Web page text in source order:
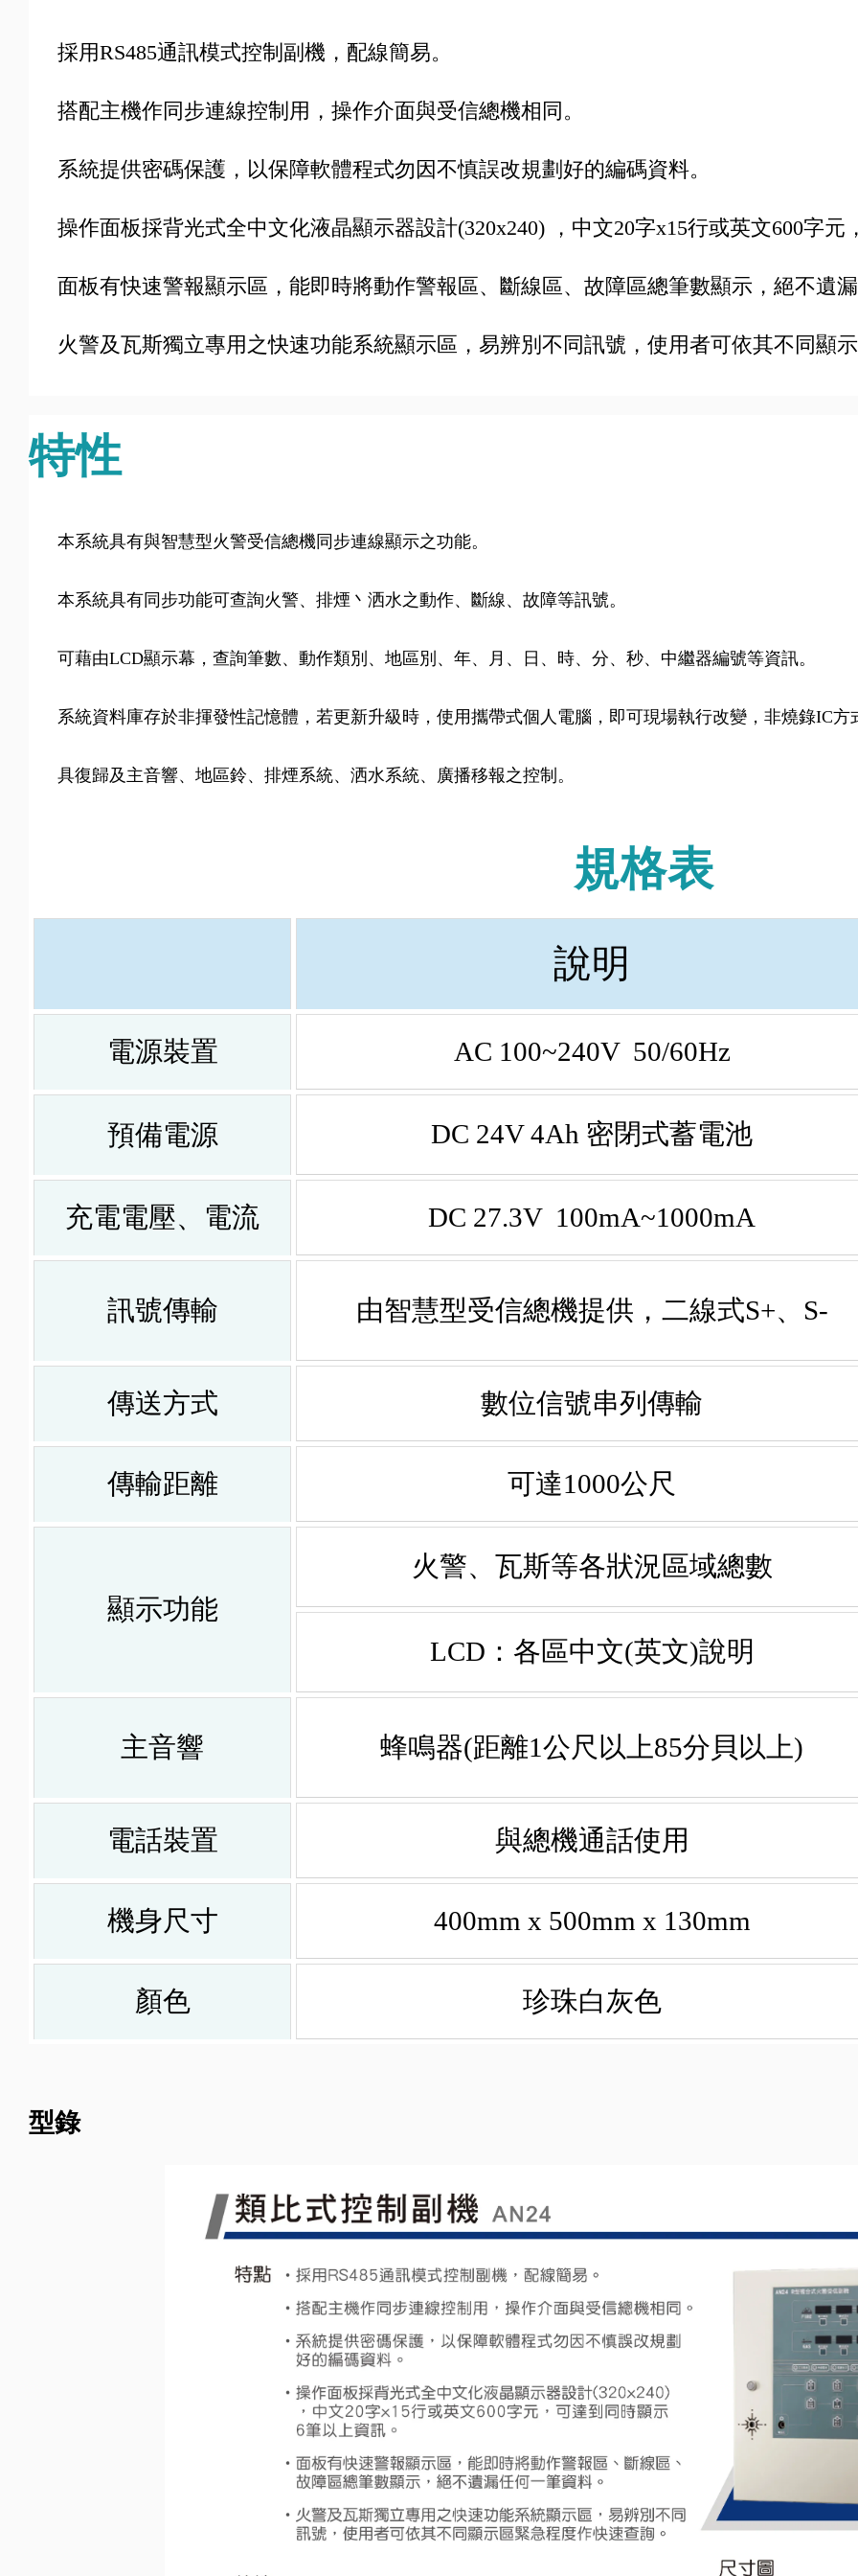
採用RS485通訊模式控制副機，配線簡易。
搭配主機作同步連線控制用，操作介面與受信總機相同。
系統提供密碼保護，以保障軟體程式勿因不慎誤改規劃好的編碼資料。
操作面板採背光式全中文化液晶顯示器設計(320x240) ，中文20字x15行或英文600字
面板有快速警報顯示區，能即時將動作警報區、斷線區、故障區總筆數顯示，絕不遺
火警及瓦斯獨立專用之快速功能系統顯示區，易辨別不同訊號，使用者可依其不同顯
特性
本系統具有與智慧型火警受信總機同步連線顯示之功能。
本系統具有同步功能可查詢火警、排煙丶洒水之動作、斷線、故障等訊號。
可藉由LCD顯示幕，查詢筆數、動作類別、地區別、年、月、日、時、分、秒、中繼器編號等資訊。
系統資料庫存於非揮發性記憶體，若更新升級時，使用攜帶式個人電腦，即可現場執行改變，非燒錄IC方
具復歸及主音響、地區鈴、排煙系統、洒水系統、廣播移報之控制。
規格表
說明
電源裝置 AC 100~240V 50/60Hz
預備電源 DC 24V 4Ah 密閉式蓄電池
充電電壓、電流 DC 27.3V 100mA~1000mA
訊號傳輸 由智慧型受信總機提供，二線式S+、S-
傳送方式 數位信號串列傳輸
傳輸距離 可達1000公尺
顯示功能
火警、瓦斯等各狀況區域總數
LCD：各區中文(英文)說明
主音響 蜂鳴器(距離1公尺以上85分貝以上)
電話裝置 與總機通話使用
機身尺寸 400mm x 500mm x 130mm
顏色 珍珠白灰色
型錄